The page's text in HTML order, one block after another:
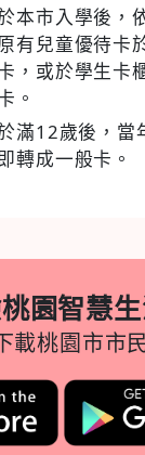
本市入學後，
有兒童優待卡
，或於學生卡
。
滿12歲後，當
轉成一般卡。
園智慧
載桃園市市